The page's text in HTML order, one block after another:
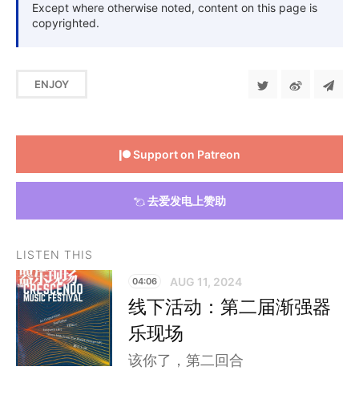
Except where otherwise noted, content on this page is
copyrighted.
ENJOY
Support on Patreon
去爱发电上赞助
LISTEN THIS
04:06 AUG 11, 2024
线下活动：第二届渐强器
乐现场
该你了，第二回合